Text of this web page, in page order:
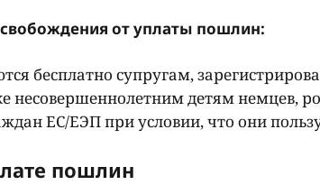
от уплаты пошлин:
бесплатно супругам,
несовершеннолетним детям немцев,
ЕС/ЕЭП при условии, что они
пошлин